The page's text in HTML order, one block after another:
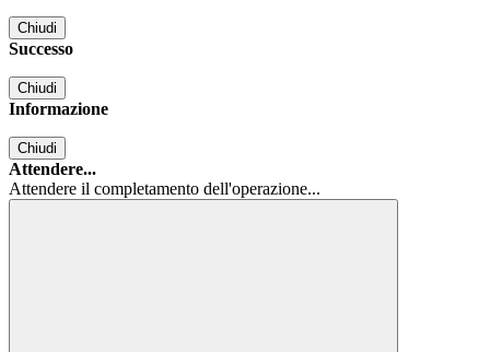
Chiudi
Successo
Chiudi
Informazione
Chiudi
Attendere...
Attendere il completamento dell'operazione...